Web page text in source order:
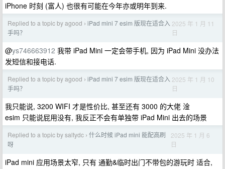
iPhone 时刻 (富人) 也很有可能在今年亦或明年到来.
Replied to a topic by agood › iPad mini 7 esim 版现在适合入
手吗？
2025 年 1 月 11
日
@ys746663912 我带 iPad Mini 一定会带手机, 因为 iPad Mini 没办法
发短信和接电话.
Replied to a topic by agood › iPad mini 7 esim 版现在适合入
手吗？
2025 年 1 月 10
日
我只能说, 3200 WIFI 才是性价比, 甚至还有 3000 的大佬 淦
esim 只能说屁用没有, 我反正不会有单独带 iPad Mini 出去的场景
Replied to a topic by saltydc › 什么时候 iPad mini 能配高刷
呀
2025 年 1 月 6
日
iPad mini 应用场景太窄, 只有 通勤&临时出门不带包的游玩时 适合,